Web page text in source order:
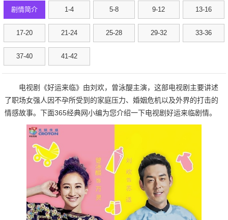
剧情简介 1-4 5-8 9-12 13-16
17-20 21-24 25-28 29-32 33-36
37-40 41-42
电视剧《好运来临》由刘欢，曾泳醍主演，这部电视剧主要讲述
了职场女强人因不孕所受到的家庭压力、婚姻危机以及外界的打击的
情感故事。下面365经典网小编为您介绍一下电视剧好运来临剧情。